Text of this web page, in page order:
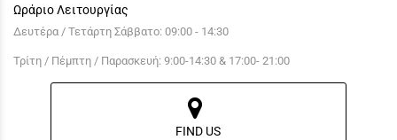
Ωράριο Λειτουργίας
Δευτέρα / Τετάρτη Σάββατο: 09:00 - 14:30
Τρίτη / Πέμπτη / Παρασκευή: 9:00-14:30 & 17:00- 21:00
FIND US